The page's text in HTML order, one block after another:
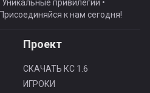
привилегии •
к нам сегодня!
Проект
СКАЧАТЬ КС 1.6
ИГРОКИ